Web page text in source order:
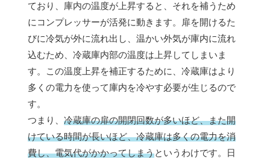
ており、庫内の温度が上昇すると、それを補うため
にコンプレッサーが活発に動きます。扉を開けるた
びに冷気が外に流れ出し、温かい外気が庫内に流れ
込むため、冷蔵庫内部の温度は上昇してしまいま
す。この温度上昇を補正するために、冷蔵庫はより
多くの電力を使って庫内を冷やす必要が生じるので
す。
つまり、 冷蔵庫の扉の開閉回数が多いほど、また開
けている時間が長いほど、冷蔵庫は多くの電力を消
費し、電気代がかかってしまうというわけです。日